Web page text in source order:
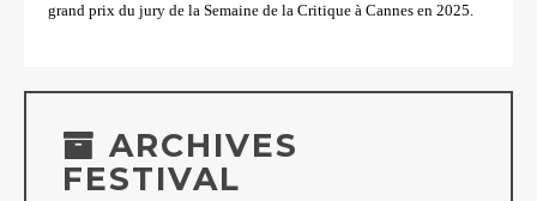
grand prix du jury de la Semaine de la Critique à Cannes en 2025.
ARCHIVES
FESTIVAL